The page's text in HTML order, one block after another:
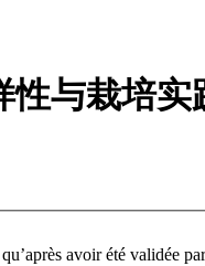
性与栽培实
avoir été validée